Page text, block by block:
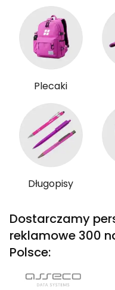
Plecaki
Długopisy
Dostarczamy
reklamowe 300
Polsce: